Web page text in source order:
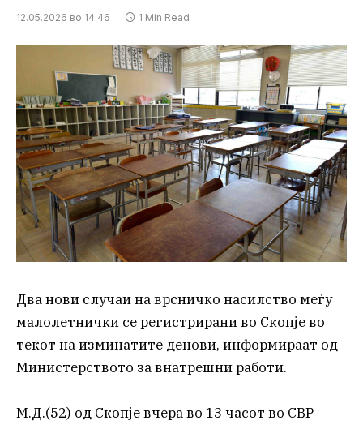
12.05.2026 во 14:46 1 Min Read
Два нови случаи на врсничко насилство меѓу
малолетнички се регистрирани во Скопје во
текот на изминатите денови, информираат од
Министерството за внатрешни работи.
М.Д.(52) од Скопје вчера во 13 часот во СВР